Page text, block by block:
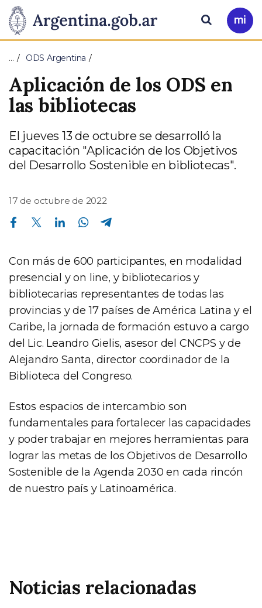
Presidencia
de
Nación
Pasar al contenido principal
Ir
a
Buscar
… ODS Argentina
Aplicación de los ODS en
las bibliotecas
El jueves 13 de octubre se desarrolló la
capacitación "Aplicación de los Objetivos
del Desarrollo Sostenible en bibliotecas".
17 de octubre de 2022
Compartir en Facebook Compartir en Twitter Compartir en Linkedin Compartir en Whatsapp
Con más de 600 participantes, en modalidad
presencial y on line, y bibliotecarios y
bibliotecarias representantes de todas las
provincias y de 17 países de América Latina y el
Caribe, la jornada de formación estuvo a cargo
del Lic. Leandro Gielis, asesor del CNCPS y de
Alejandro Santa, director coordinador de la
Biblioteca del Congreso.
Estos espacios de intercambio son
fundamentales para fortalecer las capacidades
y poder trabajar en mejores herramientas para
lograr las metas de los Objetivos de Desarrollo
Sostenible de la Agenda 2030 en cada rincón
de nuestro país y Latinoamérica.
Noticias relacionadas